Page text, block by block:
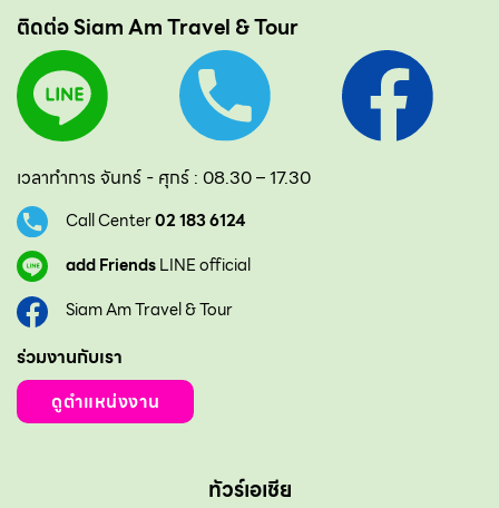
ติดต่อ Siam Am Travel & Tour
เวลาทำการ จันทร์ - ศุกร์ : 08.30 – 17.30
Call Center02 183 6124
add FriendsLINE official
Siam Am Travel & Tour
ร่วมงานกับเรา
ดูตำแหน่งงาน
ทัวร์เอเชีย